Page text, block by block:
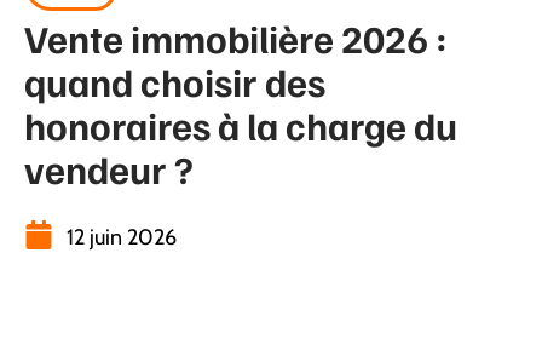
Vente immobilière 2026 :
quand choisir des
honoraires à la charge du
vendeur ?
12 juin 2026